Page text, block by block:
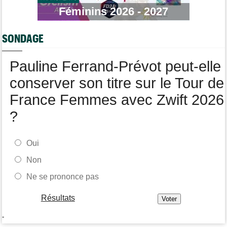
Bart Lemmen fait coup double sur la 4e étape, UAE déçoit !
pour 1 an
Felix Gall remporte la 3e étape et prend les commandes du
général
Féminins 2026 - 2027
SONDAGE
Pauline Ferrand-Prévot peut-elle
conserver son titre sur le Tour de
France Femmes avec Zwift 2026
?
Oui
Non
Ne se prononce pas
Résultats
-